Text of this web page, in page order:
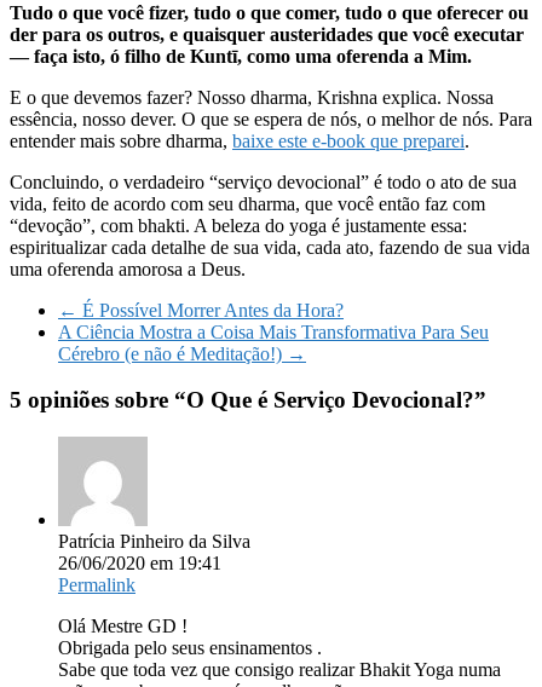
Tudo o que você fizer, tudo o que comer, tudo o que oferecer ou
der para os outros, e quaisquer austeridades que você executar
— faça isto, ó filho de Kuntī, como uma oferenda a Mim.
E o que devemos fazer? Nosso dharma, Krishna explica. Nossa
essência, nosso dever. O que se espera de nós, o melhor de nós. Para
entender mais sobre dharma, baixe este e-book que preparei.
Concluindo, o verdadeiro “serviço devocional” é todo o ato de sua
vida, feito de acordo com seu dharma, que você então faz com
“devoção”, com bhakti. A beleza do yoga é justamente essa:
espiritualizar cada detalhe de sua vida, cada ato, fazendo de sua vida
uma oferenda amorosa a Deus.
← É Possível Morrer Antes da Hora?
A Ciência Mostra a Coisa Mais Transformativa Para Seu
Cérebro (e não é Meditação!) →
5 opiniões sobre “O Que é Serviço Devocional?”
Patrícia Pinheiro da Silva
26/06/2020 em 19:41
Permalink
Olá Mestre GD !
Obrigada pelo seus ensinamentos .
Sabe que toda vez que consigo realizar Bhakit Yoga numa